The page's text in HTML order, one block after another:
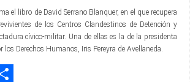
el libro de David Serrano Blanquer, en el que recupera
de los Centros Clandestinos de Detención y
cívico-militar. Una de ellas es la de la presidenta
los Derechos Humanos, Iris Pereyra de Avellaneda.